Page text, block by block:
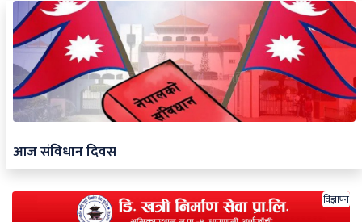
आज संविधान दिवस
विज्ञापन